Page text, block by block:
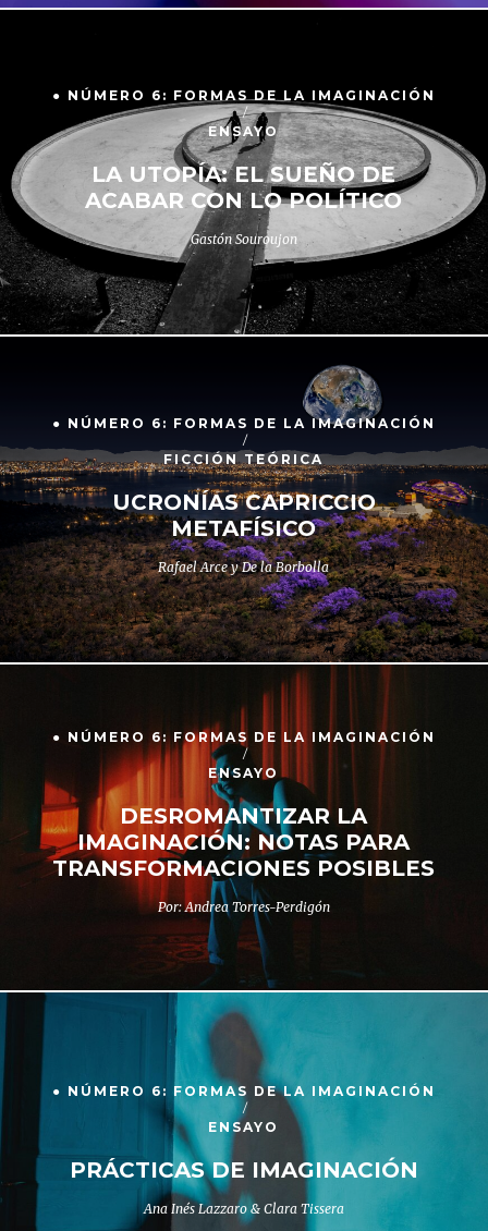
● NÚMERO 6: FORMAS DE LA IMAGINACIÓN
ENSAYO
LA UTOPÍA: EL SUEÑO DE
ACABAR CON LO POLÍTICO
Gastón Souroujon
● NÚMERO 6: FORMAS DE LA IMAGINACIÓN
FICCIÓN TEÓRICA
UCRONÍAS CAPRICCIO
METAFÍSICO
Rafael Arce y De la Borbolla
● NÚMERO 6: FORMAS DE LA IMAGINACIÓN
ENSAYO
DESROMANTIZAR LA
IMAGINACIÓN: NOTAS PARA
TRANSFORMACIONES POSIBLES
Por: Andrea Torres-Perdigón
● NÚMERO 6: FORMAS DE LA IMAGINACIÓN
ENSAYO
PRÁCTICAS DE IMAGINACIÓN
Ana Inés Lazzaro & Clara Tissera